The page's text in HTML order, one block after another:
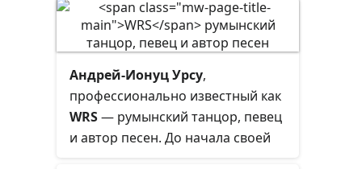
Андрей-Ионуц Урсу,
профессионально известный как
WRS— румынский танцор, певец
и автор песен. До начала своей